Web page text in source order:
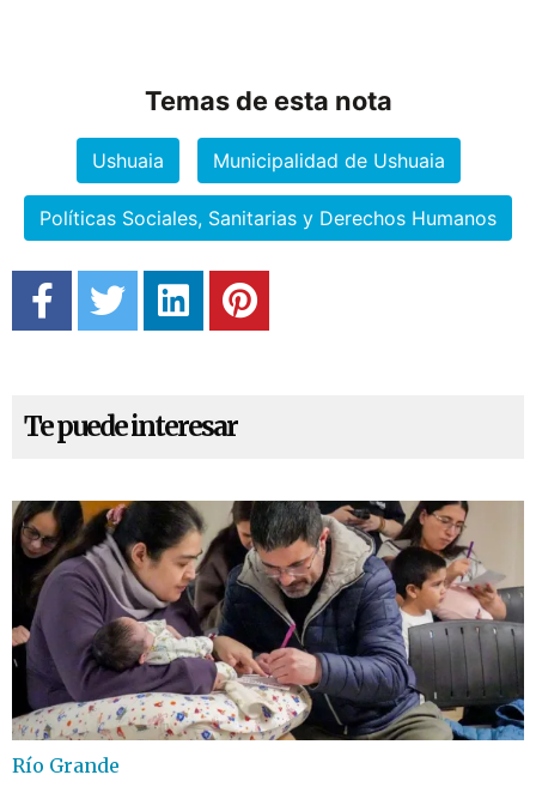
Temas de esta nota
Ushuaia Municipalidad de Ushuaia
Políticas Sociales, Sanitarias y Derechos Humanos
Te puede interesar
Río Grande